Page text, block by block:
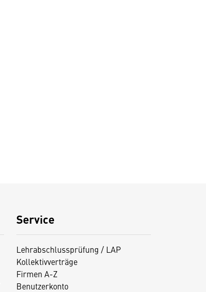
Service
Lehrabschlussprüfung / LAP
Kollektivverträge
Firmen A-Z
Benutzerkonto